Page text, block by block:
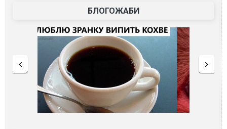
БЛОГОЖАБИ